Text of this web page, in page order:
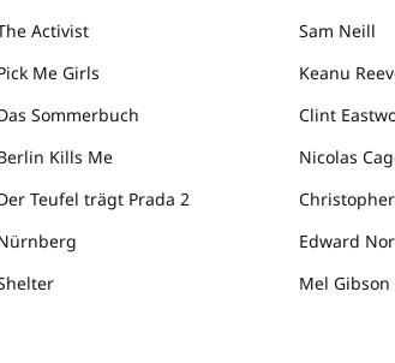
Activist
Me Girls
Sommerbuch
Kills Me
Teufel trägt Prada 2
Sam Neill
Keanu
Clint
Nicolas
Edward
Mel Gibson